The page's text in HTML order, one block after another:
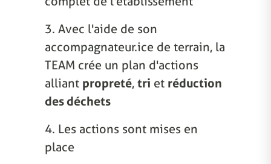
3. Avec l'aide de son
accompagnateur.ice de terrain, la
TEAM crée un plan d'actions
alliant propreté, tri et réduction
des déchets
4. Les actions sont mises en
place